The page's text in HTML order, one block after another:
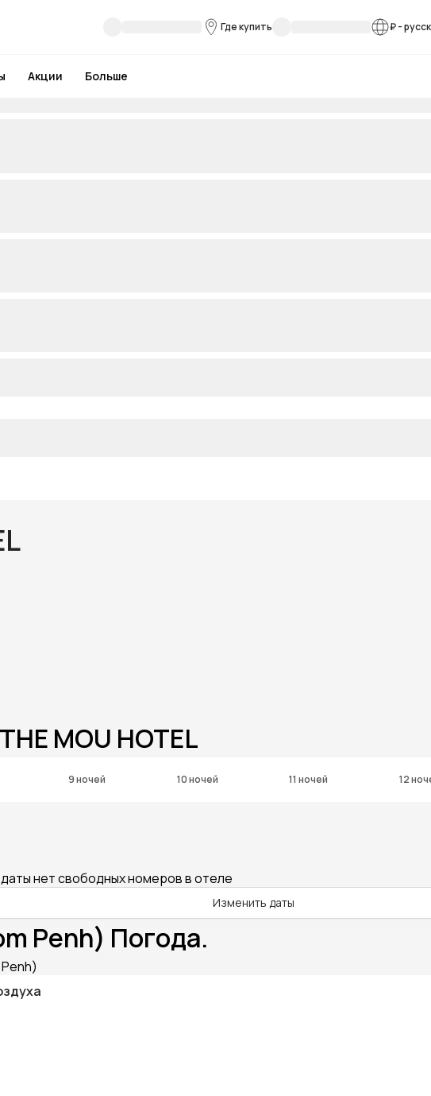
Где купить ₽-
Акции Больше
MOU HOTEL
9 ночей 10 ночей 11 ночей 12
нет свободных номеров в отеле
Изменить даты
Penh) Погода.